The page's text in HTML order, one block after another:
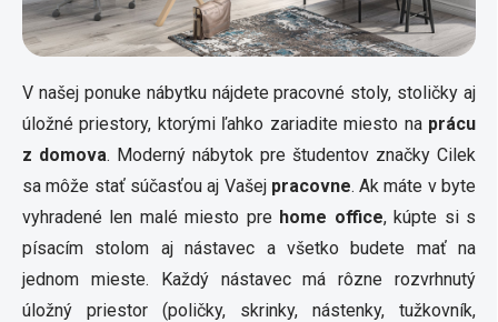
i
s
u
V našej ponuke nábytku nájdete pracovné stoly, stoličky aj
úložné priestory, ktorými ľahko zariadite miesto na prácu
z domova. Moderný nábytok pre študentov značky Cilek
sa môže stať súčasťou aj Vašej pracovne. Ak máte v byte
vyhradené len malé miesto pre home office, kúpte si s
písacím stolom aj nástavec a všetko budete mať na
jednom mieste. Každý nástavec má rôzne rozvrhnutý
úložný priestor (poličky, skrinky, nástenky, tužkovník,